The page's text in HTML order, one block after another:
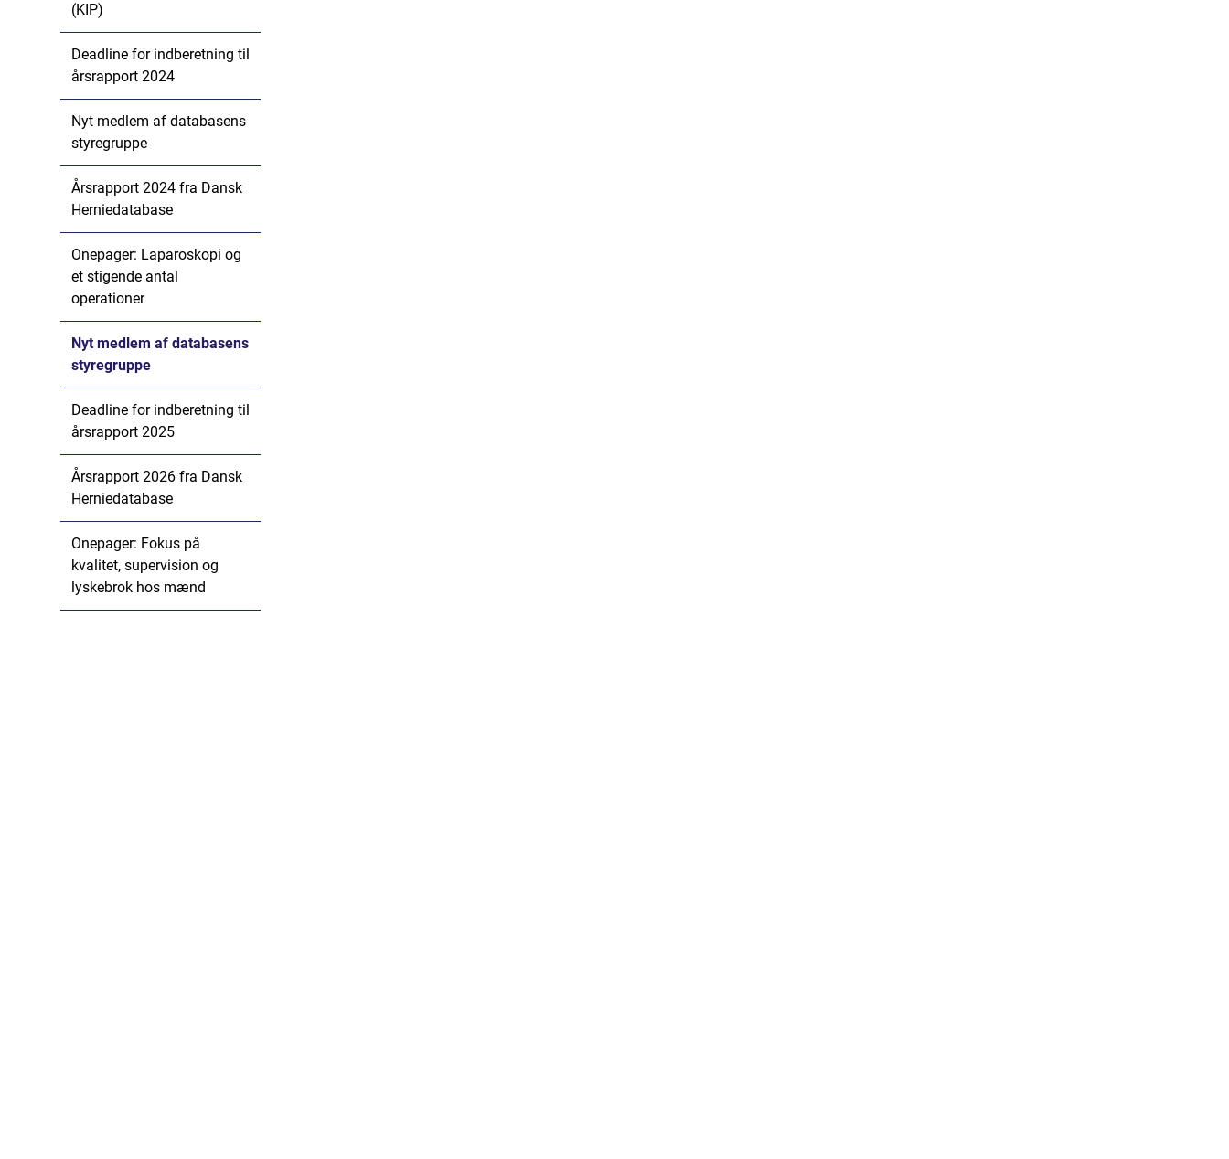
(KIP)
Deadline for indberetning til
årsrapport 2024
Nyt medlem af databasens
styregruppe
Årsrapport 2024 fra Dansk
Herniedatabase
Onepager: Laparoskopi og
et stigende antal
operationer
Nyt medlem af databasens
styregruppe
Deadline for indberetning til
årsrapport 2025
Årsrapport 2026 fra Dansk
Herniedatabase
Onepager: Fokus på
kvalitet, supervision og
lyskebrok hos mænd